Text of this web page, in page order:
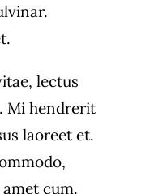
lectus
Mi hendrerit
laoreet et.
cum.